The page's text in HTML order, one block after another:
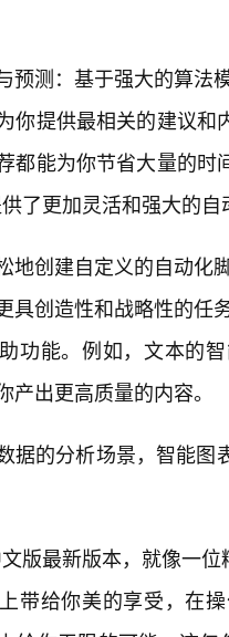
预测：基于强大的算法
你提供最相关的建议
都能为你节省大量的
了更加灵活和强大的
地创建自定义的自动化
具创造性和战略性的任
功能。例如，文本的
产出更高质量的内容。
据的分析场景，智能
版最新版本，就像一
带给你美的享受，在